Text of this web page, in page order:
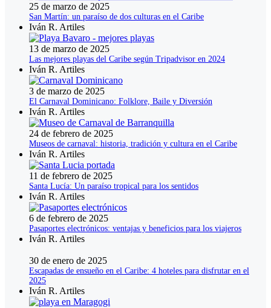
25 de marzo de 2025
San Martín: un paraíso de dos culturas en el Caribe
Iván R. Artiles
13 de marzo de 2025
Las mejores playas del Caribe según Tripadvisor en 2024
Iván R. Artiles
3 de marzo de 2025
El Carnaval Dominicano: Folklore, Baile y Diversión
Iván R. Artiles
24 de febrero de 2025
Museos de carnaval: historia, tradición y cultura en el Caribe
Iván R. Artiles
11 de febrero de 2025
Santa Lucía: Un paraíso tropical para los sentidos
Iván R. Artiles
6 de febrero de 2025
Pasaportes electrónicos: ventajas y beneficios para los viajeros
Iván R. Artiles
30 de enero de 2025
Escapadas de ensueño en el Caribe: 4 hoteles para disfrutar en el
2025
Iván R. Artiles